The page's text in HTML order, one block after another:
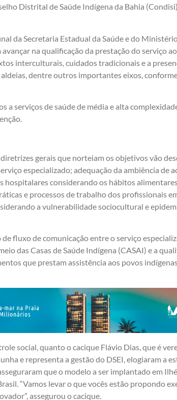
Distrital de Saúde Indígena da Bahia
da Secretaria Estadual da Saúde e do
na qualificação da prestação do serviço
interculturais, cuidados tradicionais e a
dentre outros importantes eixos,
a serviços de saúde de média e alta
gerais que norteiam os objetivos vão
especializado; adequação da ambiência de
hospitalares considerando os hábitos
e processos de trabalho dos profissionais
a vulnerabilidade sociocultural e
fluxo de comunicação entre o serviço
das Casas de Saúde Indígena (CASAI) e a
que prestam assistência aos povos
social, quanto o cacique Flávio Dias, que é
e representa a gestão do DSEI, elogiaram a
que o modelo a ser implantado em
“Vamos levar o que vocês estão propondo
assegurou o cacique.